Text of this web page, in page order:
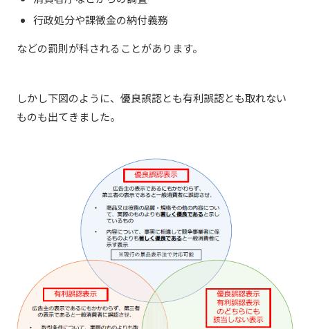
行政処分や課徴金の納付義務
などの罰則が科されることがあります。
しかし下図のように、優良誤認とも有利誤認とも取れない
ものも出てきました。